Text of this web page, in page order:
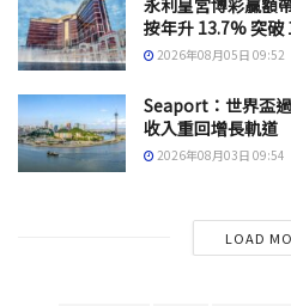
永利皇宮博彩贏額
按年升 13.7% 突破
2026年08月05日 09:52
Seaport：世界盃
收入重回增長軌道
2026年08月03日 09:54
LOAD